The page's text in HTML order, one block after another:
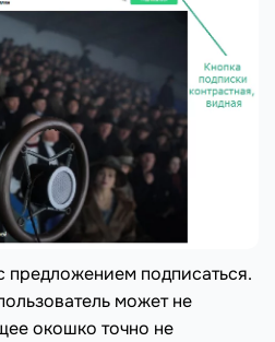
подписаться.
может не
окошко точно не